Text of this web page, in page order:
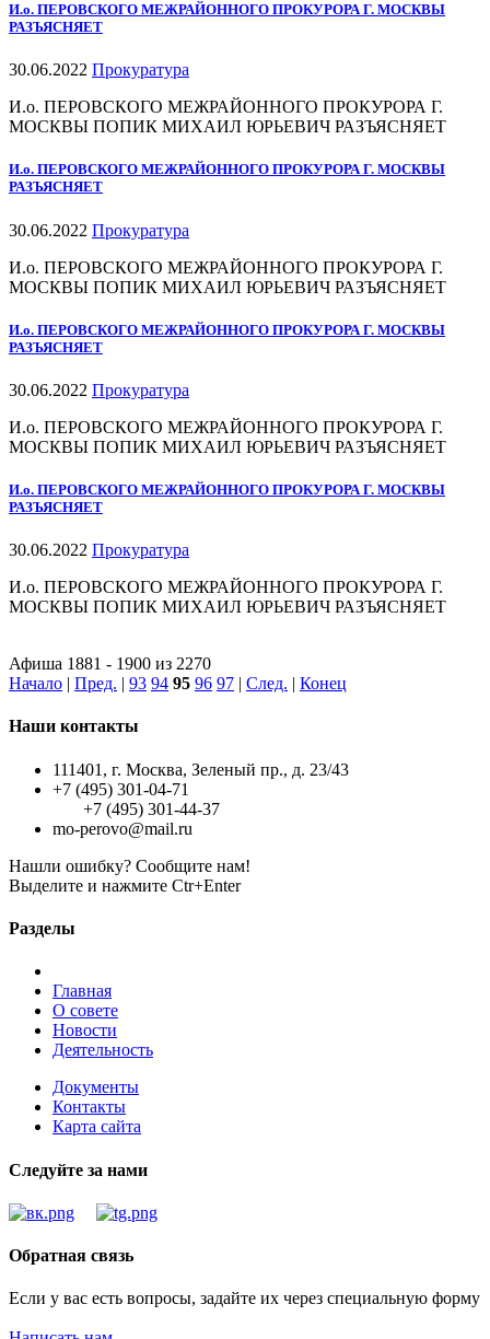
И.о. ПЕРОВСКОГО МЕЖРАЙОННОГО ПРОКУРОРА Г. МОСКВЫ
РАЗЪЯСНЯЕТ
30.06.2022 Прокуратура
И.о. ПЕРОВСКОГО МЕЖРАЙОННОГО ПРОКУРОРА Г.
МОСКВЫ ПОПИК МИХАИЛ ЮРЬЕВИЧ РАЗЪЯСНЯЕТ
И.о. ПЕРОВСКОГО МЕЖРАЙОННОГО ПРОКУРОРА Г. МОСКВЫ
РАЗЪЯСНЯЕТ
30.06.2022 Прокуратура
И.о. ПЕРОВСКОГО МЕЖРАЙОННОГО ПРОКУРОРА Г.
МОСКВЫ ПОПИК МИХАИЛ ЮРЬЕВИЧ РАЗЪЯСНЯЕТ
И.о. ПЕРОВСКОГО МЕЖРАЙОННОГО ПРОКУРОРА Г. МОСКВЫ
РАЗЪЯСНЯЕТ
30.06.2022 Прокуратура
И.о. ПЕРОВСКОГО МЕЖРАЙОННОГО ПРОКУРОРА Г.
МОСКВЫ ПОПИК МИХАИЛ ЮРЬЕВИЧ РАЗЪЯСНЯЕТ
И.о. ПЕРОВСКОГО МЕЖРАЙОННОГО ПРОКУРОРА Г. МОСКВЫ
РАЗЪЯСНЯЕТ
30.06.2022 Прокуратура
И.о. ПЕРОВСКОГО МЕЖРАЙОННОГО ПРОКУРОРА Г.
МОСКВЫ ПОПИК МИХАИЛ ЮРЬЕВИЧ РАЗЪЯСНЯЕТ
Афиша 1881 - 1900 из 2270
Начало | Пред. | 93 94 95 96 97 | След. | Конец
Наши контакты
111401, г. Москва, Зеленый пр., д. 23/43
+7 (495) 301-04-71
+7 (495) 301-44-37
mo-perovo@mail.ru
Нашли ошибку? Сообщите нам!
Выделите и нажмите Ctr+Enter
Разделы
Главная
О совете
Новости
Деятельность
Документы
Контакты
Карта сайта
Следуйте за нами
Обратная связь
Если у вас есть вопросы, задайте их через специальную форму